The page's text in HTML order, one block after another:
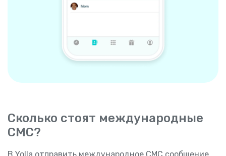
Сколько стоят международные
СМС?